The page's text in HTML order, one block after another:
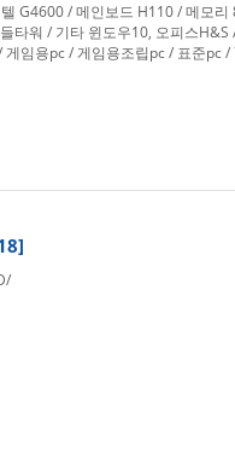
G4600 / 메인보드 H110 / 메모
타워 / 기타 윈도우10, 오피스
게임용pc / 게임용조립pc / 표준pc